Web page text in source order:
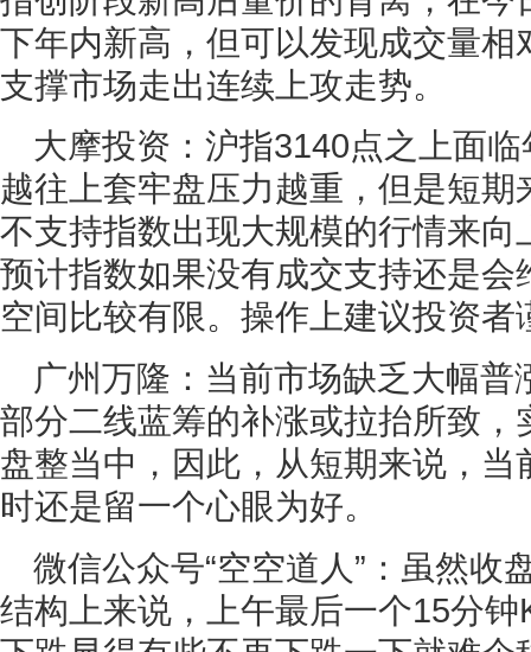
下年内新高，但可以发现成交量
支撑市场走出连续上攻走势。
大摩投资：沪指3140点之上面
越往上套牢盘压力越重，但是短
不支持指数出现大规模的行情来
预计指数如果没有成交支持还是
空间比较有限。操作上建议投资者
广州万隆：当前市场缺乏大幅
部分二线蓝筹的补涨或拉抬所致
盘整当中，因此，从短期来说，
时还是留一个心眼为好。
微信公众号“空空道人”：虽然收
结构上来说，上午最后一个15分